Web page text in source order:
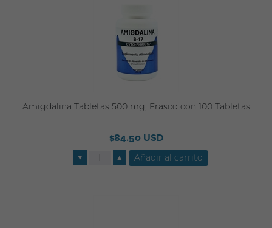
Amigdalina Tabletas 500 mg, Frasco con 100 Tabletas
$84.50 USD
▼ ▲